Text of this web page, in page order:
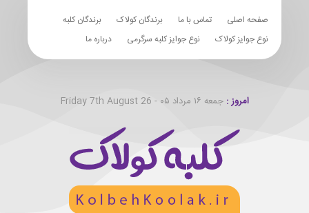
صفحه اصلی تماس با ما برندگان کولاک
برندگان کلبه
نوع جوایز کولاک
نوع جوایز کلبه سرگرمی درباره ما
امروز :جمعه ۱۶ مرداد ۰۵ - Friday 7th August 26